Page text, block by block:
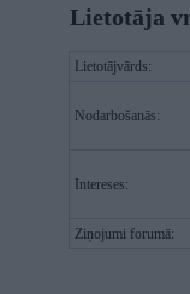
Lietotāja
Lietotājvārds:
Nodarbošanās:
Intereses:
Ziņojumi forumā: